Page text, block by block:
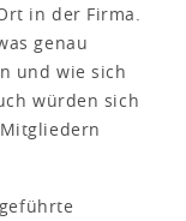
in der Firma.
genau
und wie sich
würden sich